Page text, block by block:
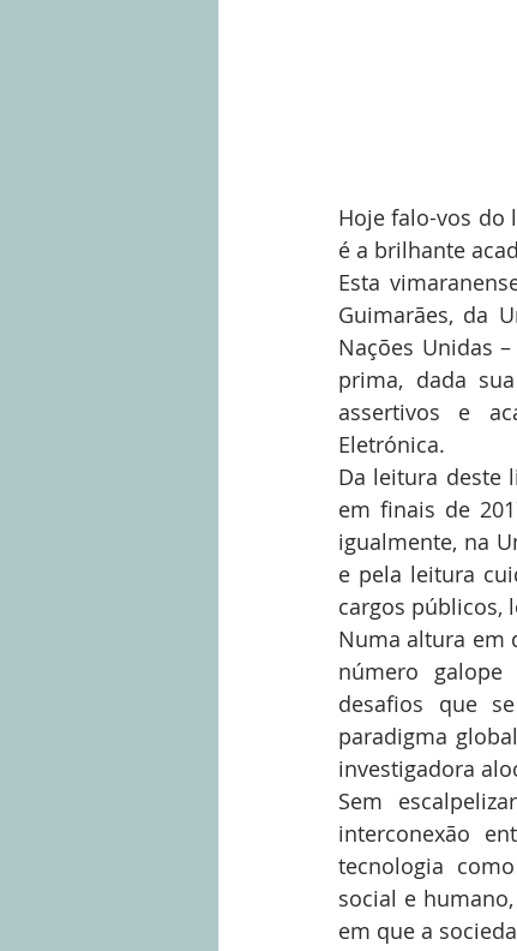
Hoje falo-vos do
é a brilhante
Esta
Guimarães, da
Nações Unidas
prima, dada
assertivos e
Eletrónica.
Da leitura deste
em finais de
igualmente, na
e pela leitura
cargos públicos,
Numa altura em
número galope
desafios que
paradigma
investigadora
Sem
interconexão
tecnologia
social e
em que a